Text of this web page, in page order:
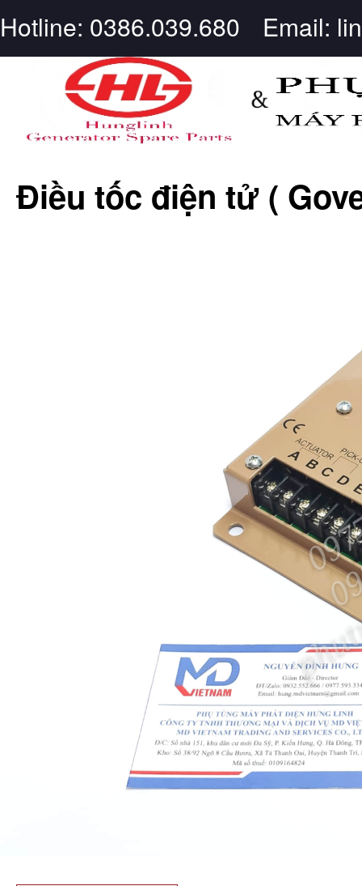
Hotline: 0386.039.680 Email:
Điều tốc điện tử (